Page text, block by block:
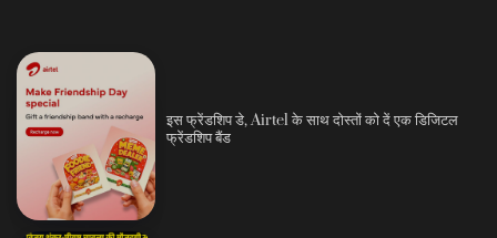
इस फ्रेंडशिप डे, Airtel के साथ दोस्तों को दें एक डिजिटल
फ्रेंडशिप बैंड